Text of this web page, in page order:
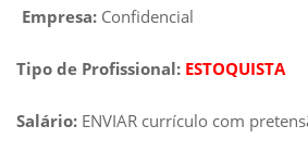
Empresa: Confidencial
Tipo de Profissional: ESTOQUISTA
Salário: ENVIAR currículo com